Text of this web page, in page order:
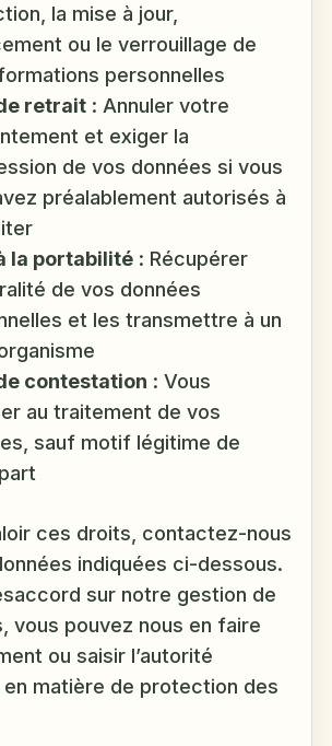
la mise à jour,
ou le verrouillage de
personnelles
retrait : Annuler votre
et exiger la
de vos données si vous
préalablement autorisés à
la portabilité : Récupérer
de vos données
et les transmettre à un
contestation : Vous
au traitement de vos
sauf motif légitime de
ces droits, contactez-nous
indiquées ci-dessous.
sur notre gestion de
vous pouvez nous en faire
ou saisir l’autorité
matière de protection des